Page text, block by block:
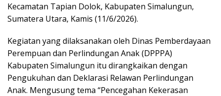
Kecamatan Tapian Dolok, Kabupaten Simalungun,
Sumatera Utara, Kamis (11/6/2026).
Kegiatan yang dilaksanakan oleh Dinas Pemberdayaan
Perempuan dan Perlindungan Anak (DPPPA)
Kabupaten Simalungun itu dirangkaikan dengan
Pengukuhan dan Deklarasi Relawan Perlindungan
Anak. Mengusung tema “Pencegahan Kekerasan